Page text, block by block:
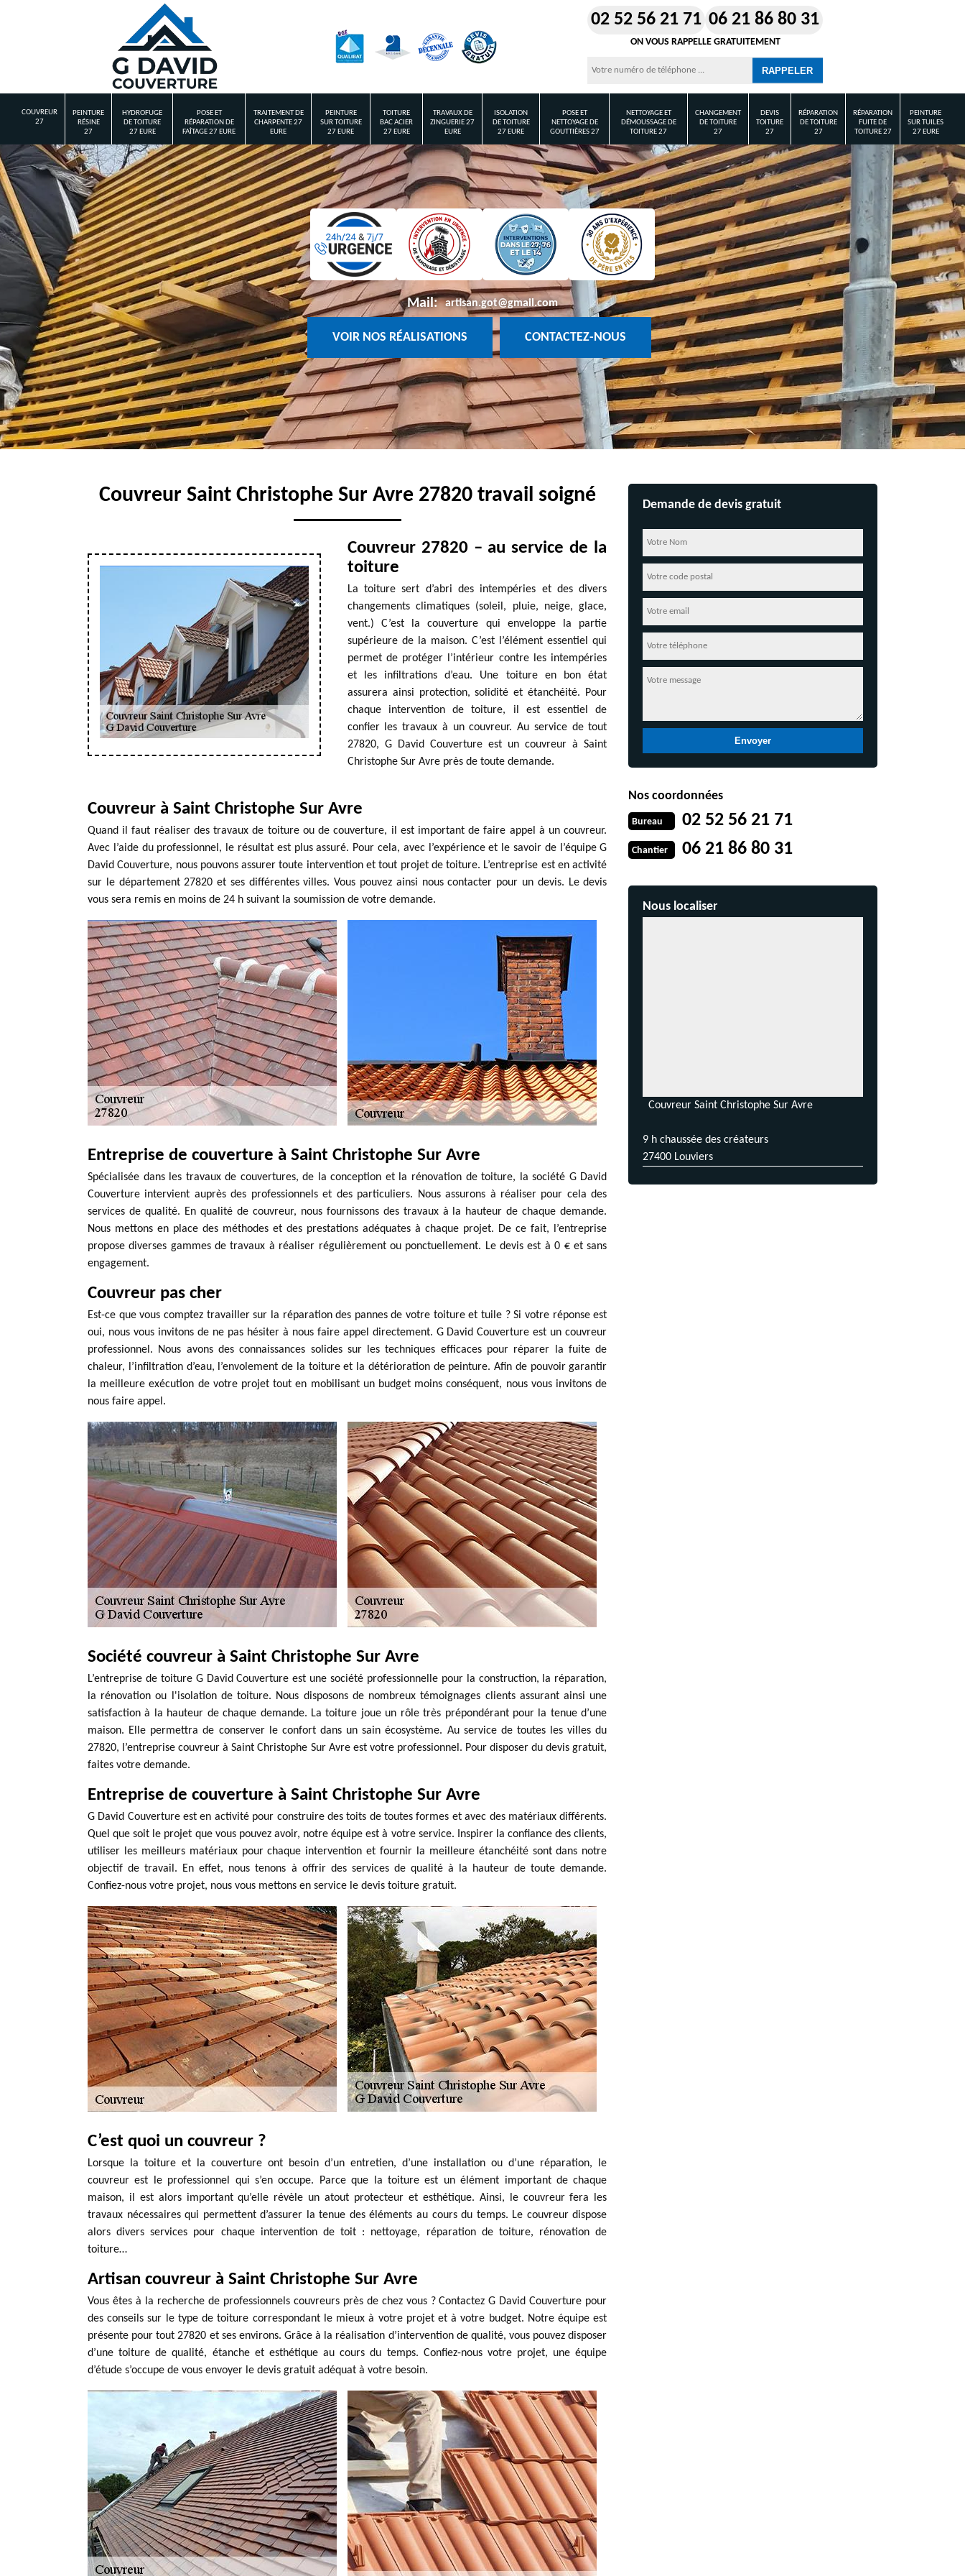
02 52 56 21 71 06 21 86 80 31
ON VOUS RAPPELLE GRATUITEMENT
COUVREUR
27
PEINTURE
RÉSINE
27
HYDROFUGE
DE TOITURE
27 EURE
POSE ET
RÉPARATION DE
FAÎTAGE 27 EURE
TRAITEMENT DE
CHARPENTE 27
EURE
PEINTURE
SUR TOITURE
27 EURE
TOITURE
BAC ACIER
27 EURE
TRAVAUX DE
ZINGUERIE 27
EURE
ISOLATION
DE TOITURE
27 EURE
POSE ET
NETTOYAGE DE
GOUTTIÈRES 27
NETTOYAGE ET
DÉMOUSSAGE DE
TOITURE 27
CHANGEMENT
DE TOITURE
27
DEVIS
TOITURE
27
RÉPARATION
DE TOITURE
27
RÉPARATION
FUITE DE
TOITURE 27
PEINTURE
SUR TUILES
27 EURE
Mail: artisan.got@gmail.com
VOIR NOS RÉALISATIONS CONTACTEZ-NOUS
Couvreur Saint Christophe Sur Avre 27820 travail soigné
Couvreur 27820 – au service de la
toiture
La toiture sert d’abri des intempéries et des divers
changements climatiques (soleil, pluie, neige, glace,
vent.) C’est la couverture qui enveloppe la partie
supérieure de la maison. C’est l’élément essentiel qui
permet de protéger l’intérieur contre les intempéries
et les infiltrations d’eau. Une toiture en bon état
assurera ainsi protection, solidité et étanchéité. Pour
chaque intervention de toiture, il est essentiel de
confier les travaux à un couvreur. Au service de tout
27820, G David Couverture est un couvreur à Saint
Christophe Sur Avre près de toute demande.
Couvreur à Saint Christophe Sur Avre
Quand il faut réaliser des travaux de toiture ou de couverture, il est important de faire appel à un couvreur.
Avec l’aide du professionnel, le résultat est plus assuré. Pour cela, avec l’expérience et le savoir de l’équipe G
David Couverture, nous pouvons assurer toute intervention et tout projet de toiture. L’entreprise est en activité
sur le département 27820 et ses différentes villes. Vous pouvez ainsi nous contacter pour un devis. Le devis
vous sera remis en moins de 24 h suivant la soumission de votre demande.
Entreprise de couverture à Saint Christophe Sur Avre
Spécialisée dans les travaux de couvertures, de la conception et la rénovation de toiture, la société G David
Couverture intervient auprès des professionnels et des particuliers. Nous assurons à réaliser pour cela des
services de qualité. En qualité de couvreur, nous fournissons des travaux à la hauteur de chaque demande.
Nous mettons en place des méthodes et des prestations adéquates à chaque projet. De ce fait, l’entreprise
propose diverses gammes de travaux à réaliser régulièrement ou ponctuellement. Le devis est à 0 € et sans
engagement.
Couvreur pas cher
Est-ce que vous comptez travailler sur la réparation des pannes de votre toiture et tuile ? Si votre réponse est
oui, nous vous invitons de ne pas hésiter à nous faire appel directement. G David Couverture est un couvreur
professionnel. Nous avons des connaissances solides sur les techniques efficaces pour réparer la fuite de
chaleur, l’infiltration d’eau, l’envolement de la toiture et la détérioration de peinture. Afin de pouvoir garantir
la meilleure exécution de votre projet tout en mobilisant un budget moins conséquent, nous vous invitons de
nous faire appel.
Société couvreur à Saint Christophe Sur Avre
L’entreprise de toiture G David Couverture est une société professionnelle pour la construction, la réparation,
la rénovation ou l'isolation de toiture. Nous disposons de nombreux témoignages clients assurant ainsi une
satisfaction à la hauteur de chaque demande. La toiture joue un rôle très prépondérant pour la tenue d’une
maison. Elle permettra de conserver le confort dans un sain écosystème. Au service de toutes les villes du
27820, l’entreprise couvreur à Saint Christophe Sur Avre est votre professionnel. Pour disposer du devis gratuit,
faites votre demande.
Entreprise de couverture à Saint Christophe Sur Avre
G David Couverture est en activité pour construire des toits de toutes formes et avec des matériaux différents.
Quel que soit le projet que vous pouvez avoir, notre équipe est à votre service. Inspirer la confiance des clients,
utiliser les meilleurs matériaux pour chaque intervention et fournir la meilleure étanchéité sont dans notre
objectif de travail. En effet, nous tenons à offrir des services de qualité à la hauteur de toute demande.
Confiez-nous votre projet, nous vous mettons en service le devis toiture gratuit.
C’est quoi un couvreur ?
Lorsque la toiture et la couverture ont besoin d’un entretien, d’une installation ou d’une réparation, le
couvreur est le professionnel qui s’en occupe. Parce que la toiture est un élément important de chaque
maison, il est alors important qu’elle révèle un atout protecteur et esthétique. Ainsi, le couvreur fera les
travaux nécessaires qui permettent d’assurer la tenue des éléments au cours du temps. Le couvreur dispose
alors divers services pour chaque intervention de toit : nettoyage, réparation de toiture, rénovation de
toiture…
Artisan couvreur à Saint Christophe Sur Avre
Vous êtes à la recherche de professionnels couvreurs près de chez vous ? Contactez G David Couverture pour
des conseils sur le type de toiture correspondant le mieux à votre projet et à votre budget. Notre équipe est
présente pour tout 27820 et ses environs. Grâce à la réalisation d’intervention de qualité, vous pouvez disposer
d’une toiture de qualité, étanche et esthétique au cours du temps. Confiez-nous votre projet, une équipe
d’étude s’occupe de vous envoyer le devis gratuit adéquat à votre besoin.
Demande de devis gratuit
Nos coordonnées
Bureau 02 52 56 21 71
Chantier 06 21 86 80 31
Nous localiser
Couvreur Saint Christophe Sur Avre
9 h chaussée des créateurs
27400 Louviers